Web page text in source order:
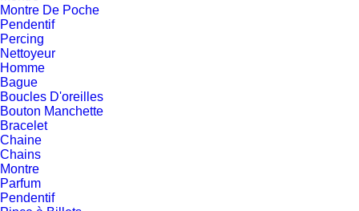
Montre De Poche
Pendentif
Percing
Nettoyeur
Homme
Bague
Boucles D'oreilles
Bouton Manchette
Bracelet
Chaine
Chains
Montre
Parfum
Pendentif